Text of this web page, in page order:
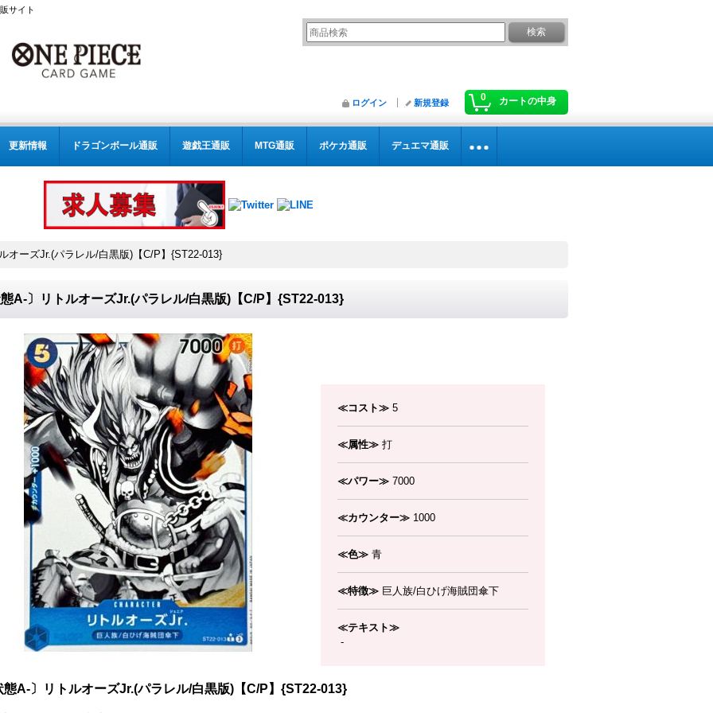
サイト
0 カートの中身
ログイン 新規登録
更新情報 ドラゴンボール通販 遊戯王通販 MTG通販 ポケカ通販 デュエマ通販
オーズJr.(パラレル/白黒版)【C/P】{ST22-013}
A-〕リトルオーズJr.(パラレル/白黒版)【C/P】{ST22-013}
≪コスト≫ 5
≪属性≫ 打
≪パワー≫ 7000
≪カウンター≫ 1000
≪色≫ 青
≪特徴≫ 巨人族/白ひげ海賊団傘下
≪テキスト≫
-
態A-〕リトルオーズJr.(パラレル/白黒版)【C/P】{ST22-013}